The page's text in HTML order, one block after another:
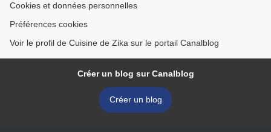
Cookies et données personnelles
Préférences cookies
Voir le profil de Cuisine de Zika sur le portail Canalblog
Créer un blog sur Canalblog
Créer un blog